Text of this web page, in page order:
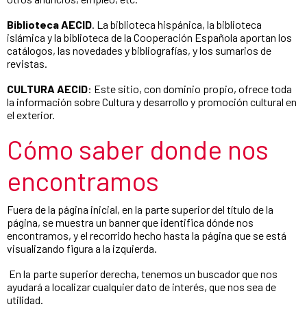
Biblioteca AECID. La biblioteca hispánica, la biblioteca
islámica y la biblioteca de la Cooperación Española aportan los
catálogos, las novedades y bibliografías, y los sumarios de
revistas.
CULTURA AECID: Este sitio, con dominio propio, ofrece toda
la información sobre Cultura y desarrollo y promoción cultural en
el exterior.
Cómo saber donde nos
encontramos
Fuera de la página inicial, en la parte superior del título de la
página, se muestra un banner que identifica dónde nos
encontramos, y el recorrido hecho hasta la página que se está
visualizando figura a la izquierda.
En la parte superior derecha, tenemos un buscador que nos
ayudará a localizar cualquier dato de interés, que nos sea de
utilidad.